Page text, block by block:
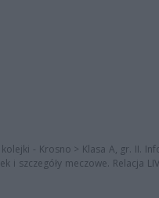
- Krosno > Klasa A, gr. II.
szczegóły meczowe. Relacja